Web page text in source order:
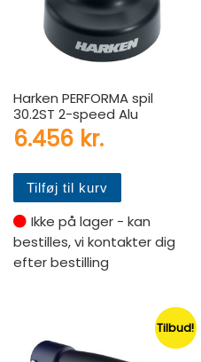
Harken PERFORMA spil
30.2ST 2-speed Alu
6.456 kr.
Tilføj til kurv
Ikke på lager - kan
bestilles, vi kontakter dig
efter bestilling
Tilbud!